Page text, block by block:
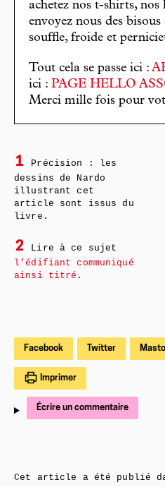
achetez nos t-shirts,
envoyez nous des
souffle, froide et
Tout cela se passe ici :
ici : PAGE HELLO
Merci mille fois pour
1
Précision : les
dessins de Nardo
illustrant cet
article sont issus du
livre.
2
Lire à ce sujet
l’édifiant communiqué
ainsi titré .
Facebook Twitter
Imprimer
Écrire un commentaire
Cet article a été publié